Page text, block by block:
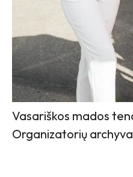
Vasariškos mados
Organizatorių